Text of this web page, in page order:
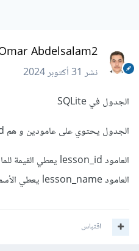
Omar Abdelsalam2
نشر31 أكتوبر 2024
الجدول في SQLite
الجدول يحتوي على عامودين و هم lesson_id و lesson_name
العامود lesson_id يعطي القيمة للمادة
العامود lesson_name يعطي الأسم المدخل و هو اسم المادة
اقتباس